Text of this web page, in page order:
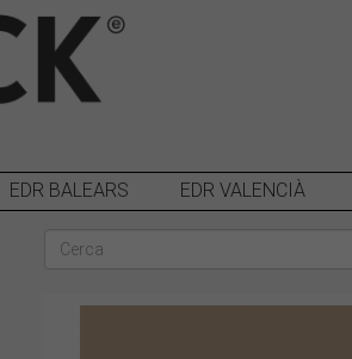
EDR BALEARS EDR VALENCIÀ